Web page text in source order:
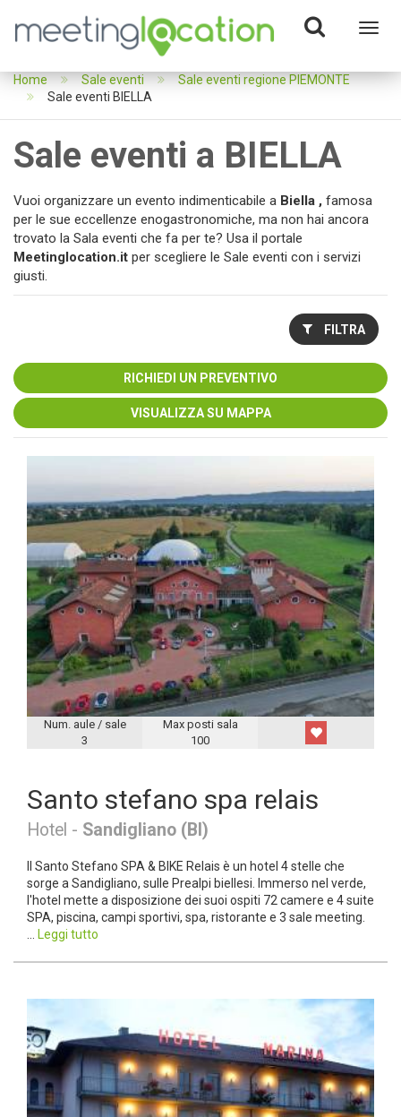
Home Sale eventi
Sale eventi regione PIEMONTE
Sale eventi BIELLA
Sale eventi a BIELLA
Vuoi organizzare un evento indimenticabile a Biella , famosa
per le sue eccellenze enogastronomiche, ma non hai ancora
trovato la Sala eventi che fa per te? Usa il portale
Meetinglocation.it per scegliere le Sale eventi con i servizi
giusti.
FILTRA
RICHIEDI UN PREVENTIVO
VISUALIZZA SU MAPPA
Num. aule / sale
3
Max posti sala
100
Santo stefano spa relais
Hotel - Sandigliano (BI)
Il Santo Stefano SPA & BIKE Relais è un hotel 4 stelle che
sorge a Sandigliano, sulle Prealpi biellesi. Immerso nel verde,
l'hotel mette a disposizione dei suoi ospiti 72 camere e 4 suite
SPA, piscina, campi sportivi, spa, ristorante e 3 sale meeting.
Leggi tutto